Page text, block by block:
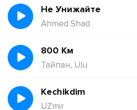
Не Унижайте
Ahmed Shad
800 Км
Тайпан, Ulu
Kechikdim
UZmir